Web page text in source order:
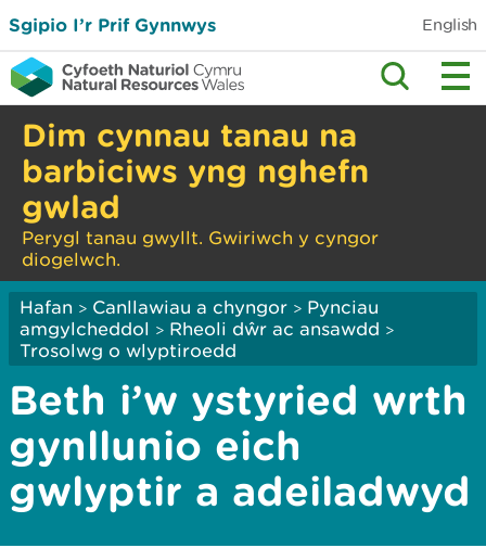
Sgipio I’r Prif Gynnwys English
Dim cynnau tanau na
barbiciws yng nghefn
gwlad
Perygl tanau gwyllt. Gwiriwch y cyngor
diogelwch.
Hafan > Canllawiau a chyngor > Pynciau
amgylcheddol > Rheoli dŵr ac ansawdd >
Trosolwg o wlyptiroedd
Beth i’w ystyried wrth
gynllunio eich
gwlyptir a adeiladwyd